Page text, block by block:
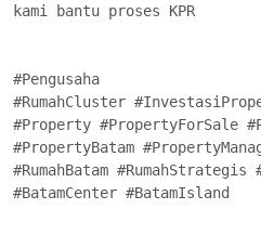
kami bantu proses KPR
#Pengusaha
#RumahCluster
#Property #PropertyForSale
#PropertyBatam
#RumahBatam #RumahStrategis
#BatamCenter #BatamIsland